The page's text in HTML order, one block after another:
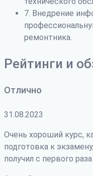
7. Внедрение
ремонтника.
Рейтинги и
Отлично
31.08.2023
Очень хороший курс,
подготовка к
получил с первого раза